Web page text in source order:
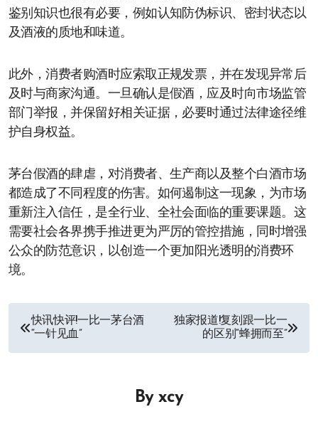
鉴别知识也很有必要，例如认知防伪标识、密封状态以
及酒液的质地和味道。
此外，消费者购酒时应索取正规发票，并在发现异常后
及时与商家沟通。一旦确认是假酒，应及时向市场监管
部门举报，并保留好相关证据，必要时通过法律途径维
护自身权益。
茅台假酒的肆虐，对消费者、生产商以及整个白酒市场
都造成了不同程度的伤害。如何遏制这一现象，为市场
重新注入信任，是全行业、全社会面临的重要课题。这
需要社会各界携手推进更为严厉的管控措施，同时增强
公众的防范意识，以创造一个更加阳光透明的消费环
境。
文
章
快讯快评!一比一茅台酒
“一针见血”
独家报道!复刻跟一比一
的区别“蜂拥而至”
By xcy